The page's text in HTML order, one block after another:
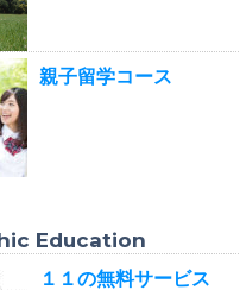
親子留学コース
Education
１１の無料サービス